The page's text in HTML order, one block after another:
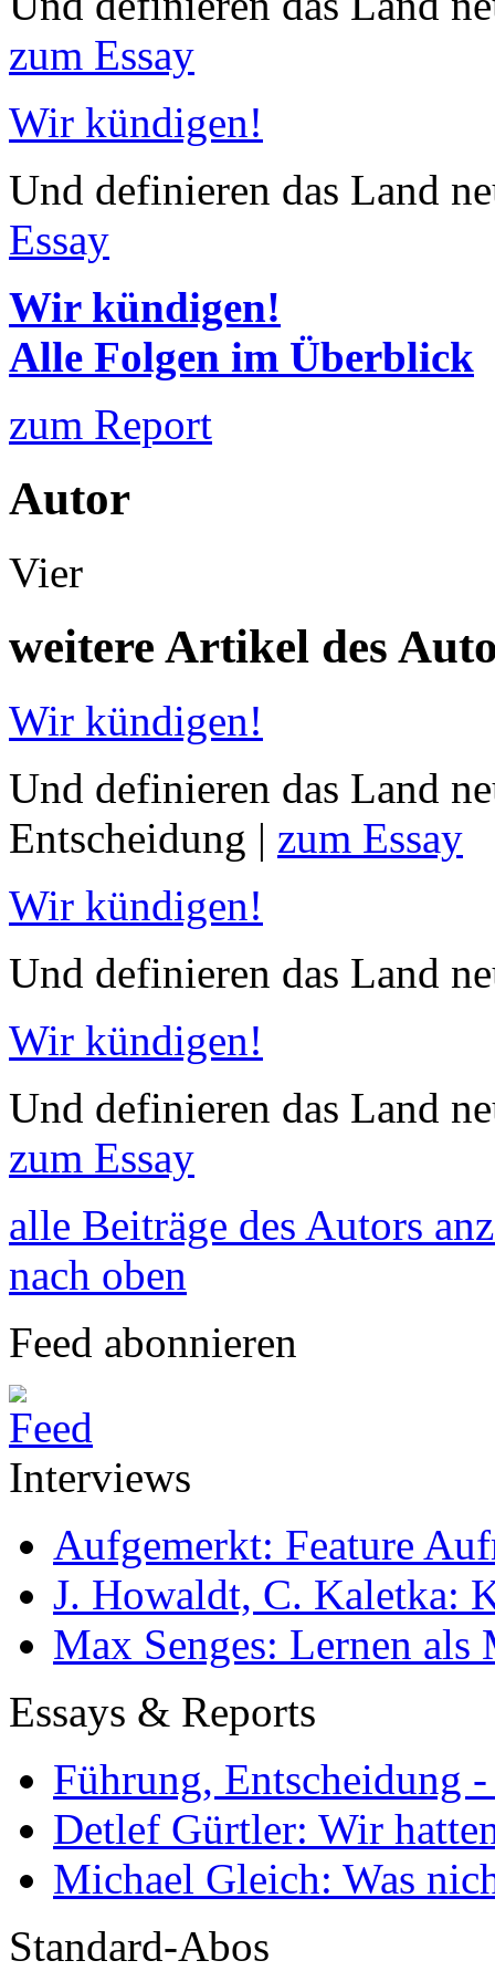
zum Essay
Wir kündigen!
Und definieren das Land
Essay
Wir kündigen!
Alle Folgen im Überblick
zum Report
Autor
Vier
weitere Artikel des
Wir kündigen!
Und definieren das Land
Entscheidung | zum Essay
Wir kündigen!
Und definieren das Land
Wir kündigen!
Und definieren das Land
zum Essay
alle Beiträge des Autors
nach oben
Feed abonnieren
Interviews
Aufgemerkt: Feature
J. Howaldt, C. Kaletka:
Max Senges: Lernen als
Essays & Reports
Führung, Entscheidung
Detlef Gürtler: Wir
Michael Gleich: Was
Standard-Abos